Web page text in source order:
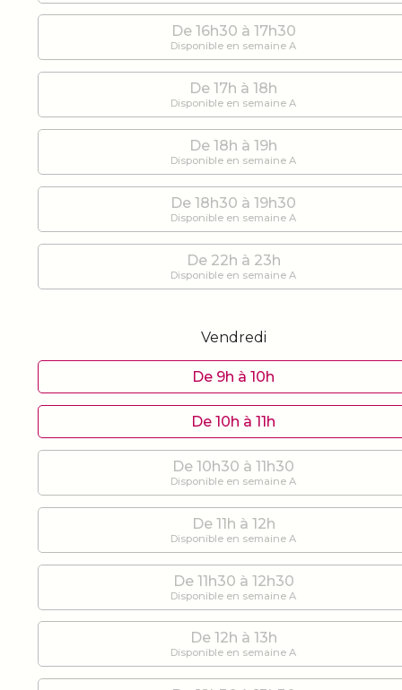
De 16h30 à 17h30
Disponible en semaine A
De 17h à 18h
Disponible en semaine A
De 18h à 19h
Disponible en semaine A
De 18h30 à 19h30
Disponible en semaine A
De 22h à 23h
Disponible en semaine A
Vendredi
De 9h à 10h
De 10h à 11h
De 10h30 à 11h30
Disponible en semaine A
De 11h à 12h
Disponible en semaine A
De 11h30 à 12h30
Disponible en semaine A
De 12h à 13h
Disponible en semaine A